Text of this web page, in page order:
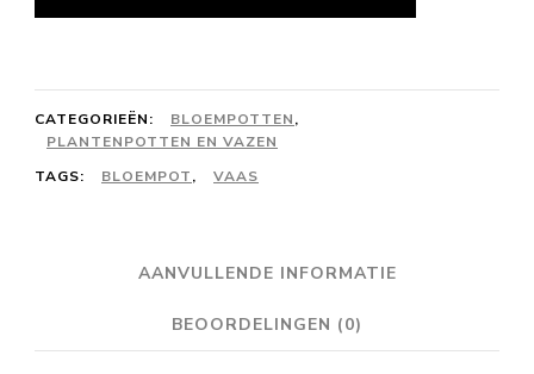
parelmint
aantal
CATEGORIEËN: BLOEMPOTTEN,
PLANTENPOTTEN EN VAZEN
TAGS:
BLOEMPOT, VAAS
AANVULLENDE INFORMATIE
BEOORDELINGEN (0)